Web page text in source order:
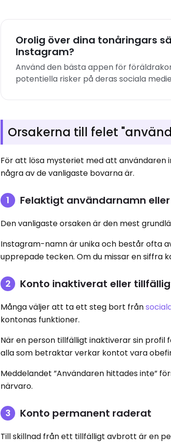
Orolig över dina tonåringars
Instagram?
Använd den bästa appen för
potentiella risker på deras sociala
Orsakerna till felet
För att lösa mysteriet med att användaren
några av de vanligaste bovarna är.
Felaktigt användarnamn
Den vanligaste orsaken är den mest
Instagram-namn är unika och består ofta
upprepade tecken. Om du missar en siffra
Konto inaktiverat eller
Många väljer att ta ett steg bort från
kontonas funktioner.
När en person tillfälligt inaktiverar sin profil
alla som betraktar verkar kontot vara
Meddelandet ”Användaren hittades inte”
närvaro.
Konto permanent raderat
Till skillnad från ett tillfälligt avbrott är en